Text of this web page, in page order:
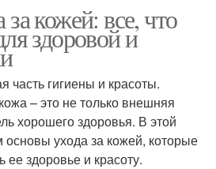
кожей: все, что
здоровой и
часть гигиены и красоты.
– это не только внешняя
хорошего здоровья. В этой
ухода за кожей, которые
ее здоровье и красоту.